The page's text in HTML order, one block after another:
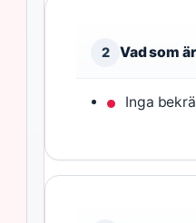
2 Vad som
Inga